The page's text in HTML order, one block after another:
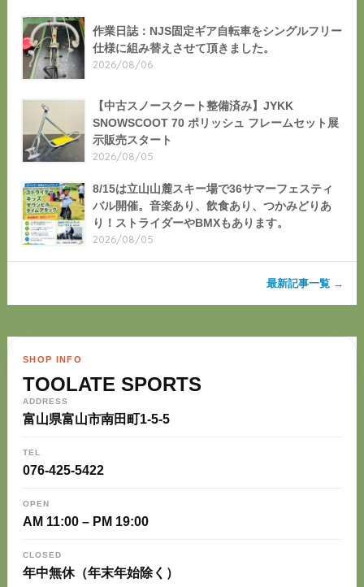
作業日誌：NJS固定ギア自転車をシングルフリー
仕様に組み替えさせて頂きました。
2026/08/06
【中古スノースクート整備済み】JYKK
SNOWSCOOT 70 ポリッシュ フレームセット展
示販売スタート
2026/08/05
8/15は立山山麓スキー場で36サマーフェスティ
バル開催。音楽あり、飲食あり、つかみどりあ
り！ストライダーやBMXもあります。
2026/08/05
最新記事一覧 →
SHOP INFO
TOOLATE SPORTS
ADDRESS
富山県富山市南田町1-5-5
TEL
076-425-5422
OPEN
AM 11:00 – PM 19:00
CLOSED
年中無休（年末年始除く）